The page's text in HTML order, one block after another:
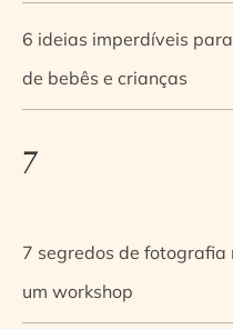
6 ideias imperdíveis
de bebês e crianças
7
7 segredos de
um workshop